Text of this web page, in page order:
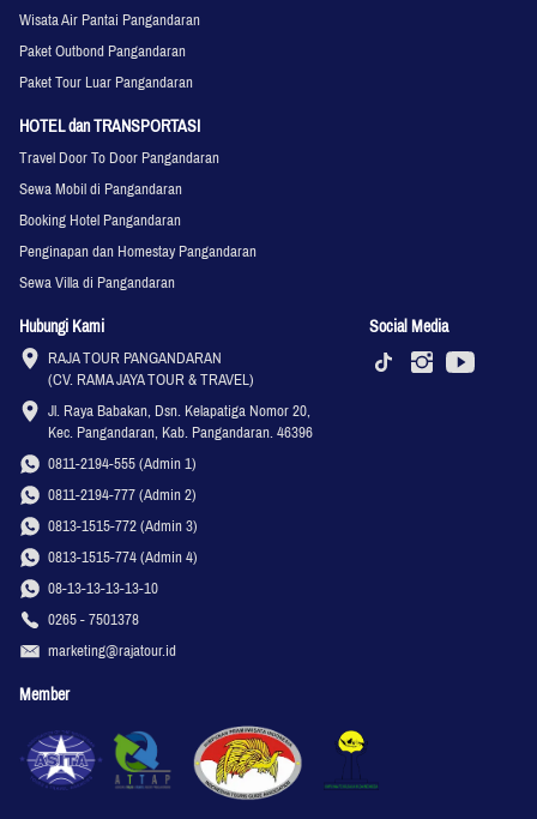
Wisata Air Pantai Pangandaran
Paket Outbond Pangandaran
Paket Tour Luar Pangandaran
HOTEL dan TRANSPORTASI
Travel Door To Door Pangandaran
Sewa Mobil di Pangandaran
Booking Hotel Pangandaran
Penginapan dan Homestay Pangandaran
Sewa Villa di Pangandaran
Hubungi Kami
RAJA TOUR PANGANDARAN
(CV. RAMA JAYA TOUR & TRAVEL)
Jl. Raya Babakan, Dsn. Kelapatiga Nomor 20,
Kec. Pangandaran, Kab. Pangandaran. 46396
0811-2194-555 (Admin 1)
0811-2194-777 (Admin 2)
0813-1515-772 (Admin 3)
0813-1515-774 (Admin 4)
08-13-13-13-13-10
0265 - 7501378
marketing@rajatour.id
Social Media
Member